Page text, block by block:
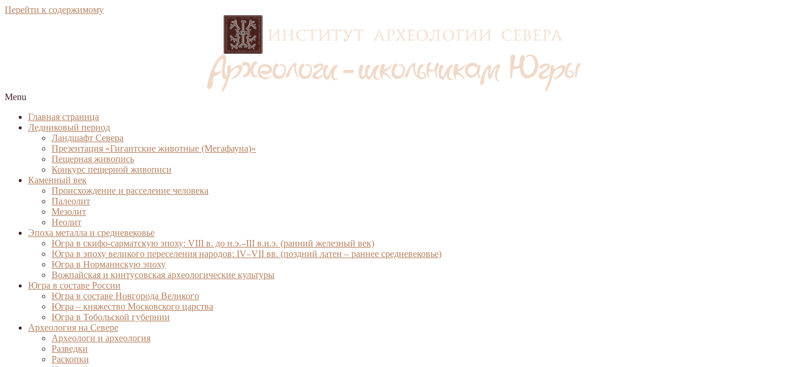
Перейти к содержимому
Menu
Главная страница
Ледниковый период
Ландшафт Севера
Презентация «Гигантские животные (Мегафауна)»
Пещерная живопись
Конкурс пещерной живописи
Каменный век
Происхождение и расселение человека
Палеолит
Мезолит
Неолит
Эпоха металла и средневековье
Югра в скифо-сарматскую эпоху: VIII в. до н.э.–III в.н.э. (ранний железный век)
Югра в эпоху великого переселения народов: IV–VII вв. (поздний латен – раннее средневековье)
Югра в Норманнскую эпоху
Вожпайская и кинтусовская археологические культуры
Югра в составе России
Югра в составе Новгорода Великого
Югра – княжество Московского царства
Югра в Тобольской губернии
Археология на Севере
Археологи и археология
Разведки
Раскопки